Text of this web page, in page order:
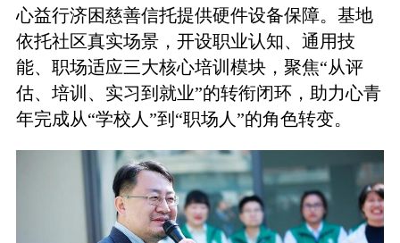
心益行济困慈善信托提供硬件设备保障。基地
依托社区真实场景，开设职业认知、通用技
能、职场适应三大核心培训模块，聚焦“从评
估、培训、实习到就业”的转衔闭环，助力心青
年完成从“学校人”到“职场人”的角色转变。